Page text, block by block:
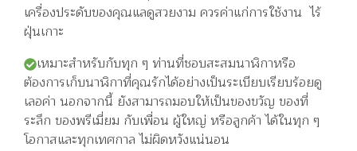
เครื่องประดับของคุณแลดูสวยงาม ควรค่าแก่การใช้งาน ไร้
ฝุ่นเกาะ
เหมาะสำหรับกับทุก ๆ ท่านที่ชอบสะสมนาฬิกาหรือ
ต้องการเก็บนาฬิกาที่คุณรักได้อย่างเป็นระเบียบเรียบร้อยดู
เลอค่า นอกจากนี้ ยังสามารถมอบให้เป็นของขวัญ ของที่
ระลึก ของพรีเมี่ยม กับเพื่อน ผู้ใหญ่ หรือลูกค้า ได้ในทุก ๆ
โอกาสและทุกเทศกาล ไม่ผิดหวังแน่นอน